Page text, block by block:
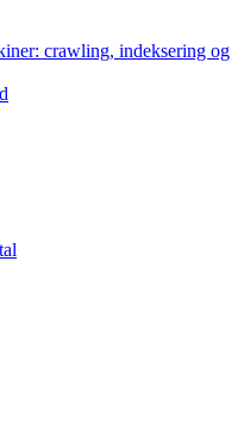
crawling, indeksering og